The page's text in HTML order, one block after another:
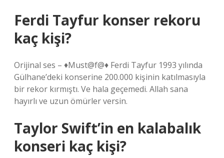
Ferdi Tayfur konser rekoru
kaç kişi?
Orijinal ses – ♦️Must@f@♦️ Ferdi Tayfur 1993 yılında
Gülhane’deki konserine 200.000 kişinin katılmasıyla
bir rekor kırmıştı. Ve hala geçemedi. Allah sana
hayırlı ve uzun ömürler versin.
Taylor Swift’in en kalabalık
konseri kaç kişi?